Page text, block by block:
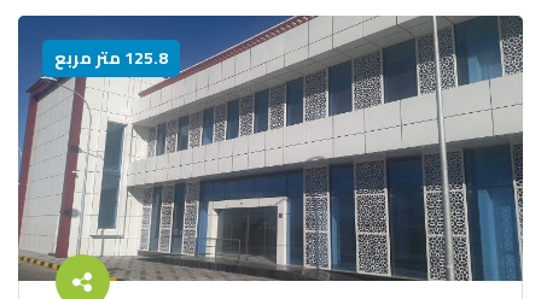
125.8 متر مربع